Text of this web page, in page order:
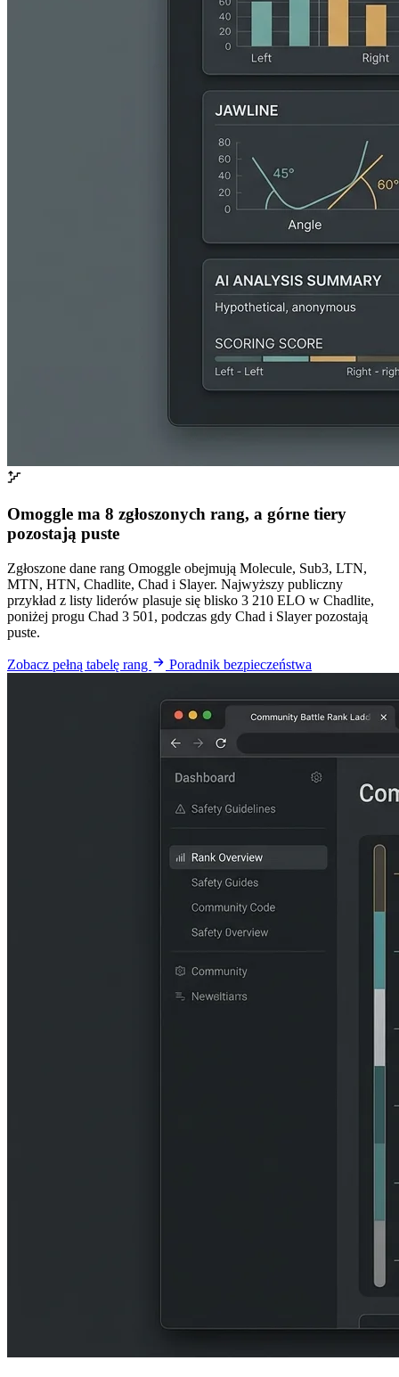
Omoggle ma 8 zgłoszonych rang, a górne tiery
pozostają puste
Zgłoszone dane rang Omoggle obejmują Molecule, Sub3, LTN,
MTN, HTN, Chadlite, Chad i Slayer. Najwyższy publiczny
przykład z listy liderów plasuje się blisko 3 210 ELO w Chadlite,
poniżej progu Chad 3 501, podczas gdy Chad i Slayer pozostają
puste.
Zobacz pełną tabelę rang Poradnik bezpieczeństwa